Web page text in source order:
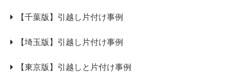
【千葉版】引越し片付け事例
【埼玉版】引越し片付け事例
【東京版】引越しと片付け事例